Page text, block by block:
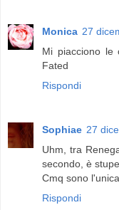
Monica 27
Mi piacciono le
Fated
Rispondi
Sophiae 27
Uhm, tra
secondo, è
Cmq sono
Rispondi